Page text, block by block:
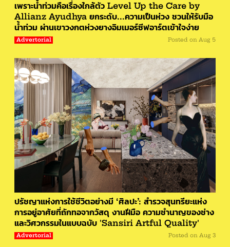
เพราะน้ำท่วมคือเรื่องใกล้ตัว Level Up the Care by
Allianz Ayudhya ยกระดับ...ความเป็นห่วง ชวนให้รับมือ
น้ำท่วม ผ่านเขาวงกตห่วงยางอิมเมอร์ซีฟอาร์ตเข้าใจง่าย
Advertorial Posted on Aug 5
ปรัชญาแห่งการใช้ชีวิตอย่างมี ‘ศิลปะ’: สำรวจสุนทรียะแห่ง
การอยู่อาศัยที่ถักทอจากวัสดุ งานฝีมือ ความชำนาญของช่าง
และวิศวกรรมในแบบฉบับ 'Sansiri Artful Quality'
Advertorial Posted on Aug 3